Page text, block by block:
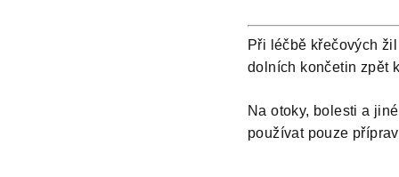
Při léčbě křečových
dolních končetin zpět
Na otoky, bolesti a
používat pouze